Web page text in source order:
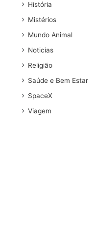
História
Mistérios
Mundo Animal
Noticias
Religião
Saúde e Bem Estar
SpaceX
Viagem